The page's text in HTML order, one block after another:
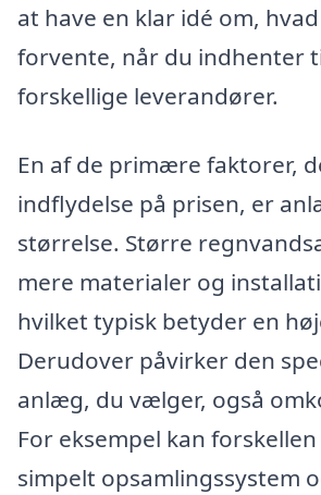
at have en klar idé om,
forvente, når du indhenter
forskellige leverandører.
En af de primære faktorer,
indflydelse på prisen, er
størrelse. Større
mere materialer og
hvilket typisk betyder en
Derudover påvirker den
anlæg, du vælger, også
For eksempel kan
simpelt opsamlingssystem